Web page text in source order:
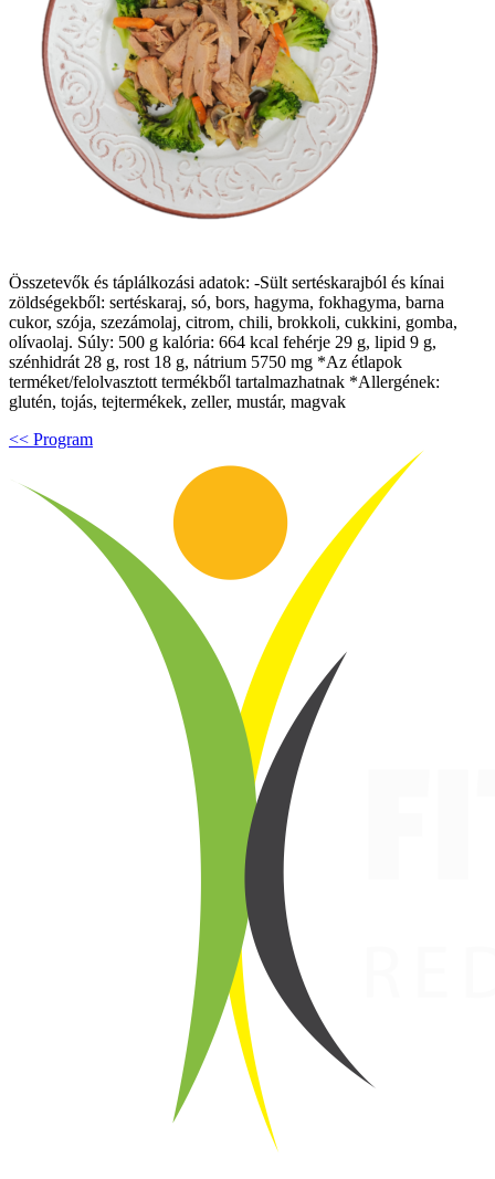
Összetevők és táplálkozási adatok: -Sült sertéskarajból és kínai
zöldségekből: sertéskaraj, só, bors, hagyma, fokhagyma, barna
cukor, szója, szezámolaj, citrom, chili, brokkoli, cukkini, gomba,
olívaolaj. Súly: 500 g kalória: 664 kcal fehérje 29 g, lipid 9 g,
szénhidrát 28 g, rost 18 g, nátrium 5750 mg *Az étlapok
terméket/felolvasztott termékből tartalmazhatnak *Allergének:
glutén, tojás, tejtermékek, zeller, mustár, magvak
<< Program